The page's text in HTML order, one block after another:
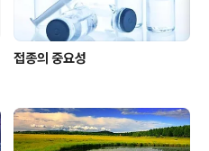
접종의 중요성